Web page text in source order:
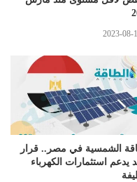
2023-08-
الشمسية في مصر.. قرار
يدعم استثمارات الكهرباء